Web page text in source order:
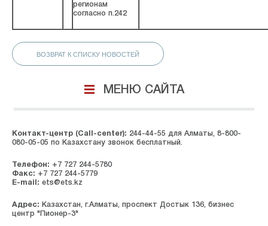
регионам
согласно п.242
ВОЗВРАТ К СПИСКУ НОВОСТЕЙ
МЕНЮ САЙТА
Контакт-центр (Call-center): 244-44-55 для Алматы, 8-800-
080-05-05 по Казахстану звонок бесплатный.
Телефон: +7 727 244-5780
Факс: +7 727 244-5779
E-mail: ets@ets.kz
Адрес: Казахстан, г.Алматы, проспект Достык 136, бизнес
центр "Пионер-3"